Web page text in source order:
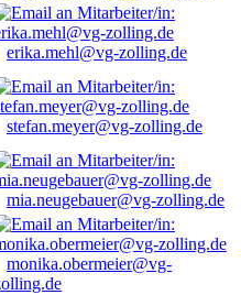
erika.mehl@vg-zolling.de
stefan.meyer@vg-zolling.de
mia.neugebauer@vg-zolling.de
monika.obermeier@vg-